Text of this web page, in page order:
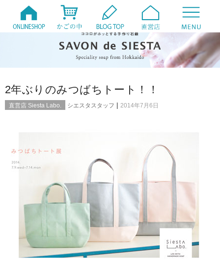
2年ぶりのみつばちトート！！
直営店 Siesta Labo. シエスタスタッフ | 2014年7月6日